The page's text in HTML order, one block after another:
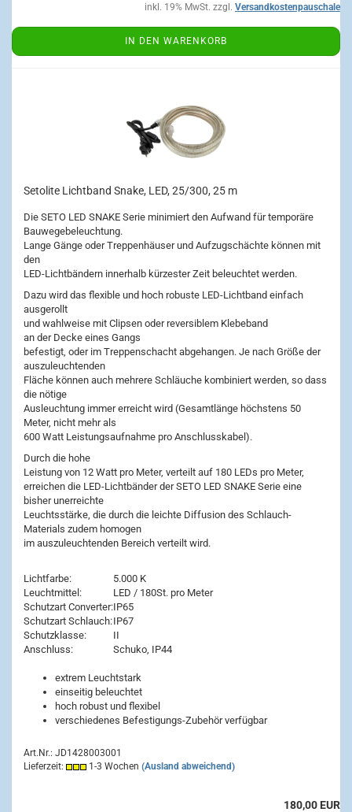
inkl. 19% MwSt. zzgl. Versandkostenpauschale
IN DEN WARENKORB
Setolite Lichtband Snake, LED, 25/300, 25 m
Die SETO LED SNAKE Serie minimiert den Aufwand für temporäre
Bauwegebeleuchtung.
Lange Gänge oder Treppenhäuser und Aufzugschächte können mit
den
LED-Lichtbändern innerhalb kürzester Zeit beleuchtet werden.
Dazu wird das flexible und hoch robuste LED-Lichtband einfach
ausgerollt
und wahlweise mit Clipsen oder reversiblem Klebeband
an der Decke eines Gangs
befestigt, oder im Treppenschacht abgehangen. Je nach Größe der
auszuleuchtenden
Fläche können auch mehrere Schläuche kombiniert werden, so dass
die nötige
Ausleuchtung immer erreicht wird (Gesamtlänge höchstens 50
Meter, nicht mehr als
600 Watt Leistungsaufnahme pro Anschlusskabel).
Durch die hohe
Leistung von 12 Watt pro Meter, verteilt auf 180 LEDs pro Meter,
erreichen die LED-Lichtbänder der SETO LED SNAKE Serie eine
bisher unerreichte
Leuchtsstärke, die durch die leichte Diffusion des Schlauch-
Materials zudem homogen
im auszuleuchtenden Bereich verteilt wird.
Lichtfarbe:
5.000 K
Leuchtmittel:
LED / 180St. pro Meter
Schutzart Converter:IP65
Schutzart Schlauch:IP67
Schutzklasse:
II
Anschluss:
Schuko, IP44
extrem Leuchtstark
einseitig beleuchtet
hoch robust und flexibel
verschiedenes Befestigungs-Zubehör verfügbar
Art.Nr.: JD1428003001
Lieferzeit:
1-3 Wochen (Ausland abweichend)
180,00 EUR